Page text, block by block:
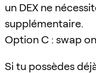
un DEX ne
supplémentaire.
Option C : swap
Si tu possèdes